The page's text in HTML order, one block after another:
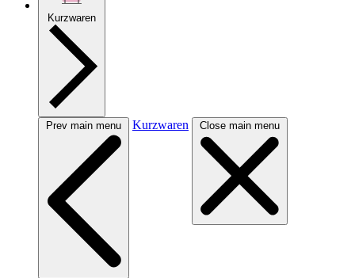
Kurzwaren
Prev main menu Kurzwaren Close main menu